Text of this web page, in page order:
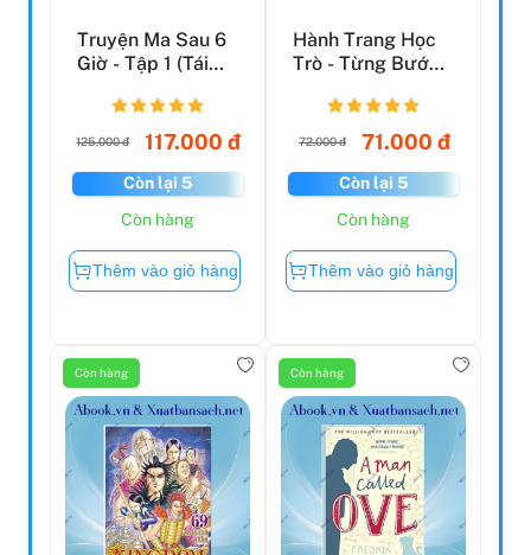
Truyện Ma Sau 6
Giờ - Tập 1 (Tái
125.000 đ 117.000 đ
Còn lại 5
Còn hàng
Thêm vào giỏ hàng
Hành Trang Học
Trò - Từng Bước
Năng
72.000 đ 71.000 đ
Còn lại 5
Còn hàng
Thêm vào giỏ hàng
Còn hàng Còn hàng